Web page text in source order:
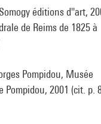
éditions d''art,
de Reims de 1825 à
Pompidou, Musée
2001 (cit. p.